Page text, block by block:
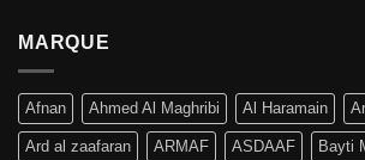
MARQUE
Afnan Ahmed Al Maghribi Al Haramain
Ard al zaafaran ARMAF ASDAAF Bayti